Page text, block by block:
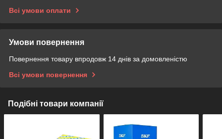
Всі умови оплати
Умови повернення
Повернення товару впродовж 14 днів за домовленістю
Всі умови повернення
Подібні товари компанії